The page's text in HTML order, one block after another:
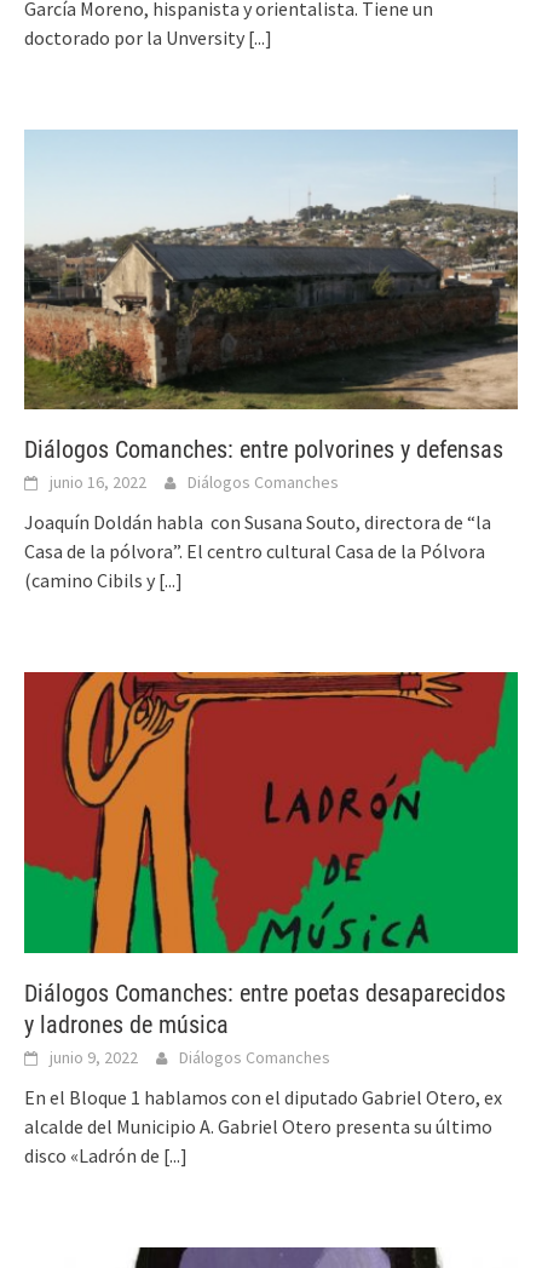
García Moreno, hispanista y orientalista. Tiene un
doctorado por la Unversity [...]
Diálogos Comanches: entre polvorines y defensas
junio 16, 2022 Diálogos Comanches
Joaquín Doldán habla con Susana Souto, directora de “la
Casa de la pólvora”. El centro cultural Casa de la Pólvora
(camino Cibils y [...]
Diálogos Comanches: entre poetas desaparecidos
y ladrones de música
junio 9, 2022 Diálogos Comanches
En el Bloque 1 hablamos con el diputado Gabriel Otero, ex
alcalde del Municipio A. Gabriel Otero presenta su último
disco «Ladrón de [...]